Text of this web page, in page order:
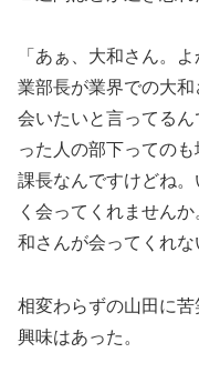
「あぁ、大和さん。
業部長が業界での大
会いたいと言ってる
った人の部下っての
課長なんですけどね
く会ってくれません
和さんが会ってくれな
相変わらずの山田に
興味はあった。